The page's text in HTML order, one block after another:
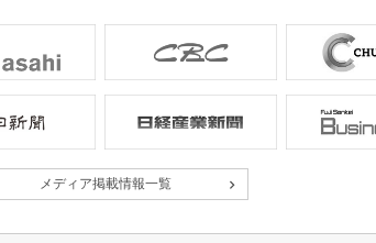
メディア掲載情報一覧